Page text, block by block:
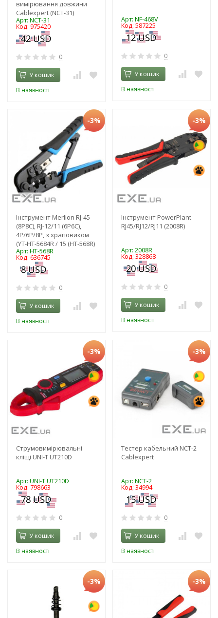
вимірювання довжини
Cablexpert (NCT-31)
Арт: NCT-31
Код: 975420
0
У кошик
В наявності
Арт: NF-468V
Код: 587225
0
У кошик
В наявності
-3%
Інструмент Merlion RJ-45
(8P8C), RJ-12/11 (6P6C),
4P/6P/8P, з храповиком
(YT-HT-5684R / 15 (HT-568R)
Арт: HT-568R
Код: 636745
0
У кошик
В наявності
-3%
Інструмент PowerPlant
RJ45/RJ12/RJ11 (2008R)
Арт: 2008R
Код: 328868
0
У кошик
В наявності
-3%
Струмовимірювальні
кліщі UNI-T UT210D
Арт: UNI-T UT210D
Код: 798663
0
У кошик
В наявності
-3%
Тестер кабельний NCT-2
Cablexpert
Арт: NCT-2
Код: 34994
0
У кошик
В наявності
-3% -3%